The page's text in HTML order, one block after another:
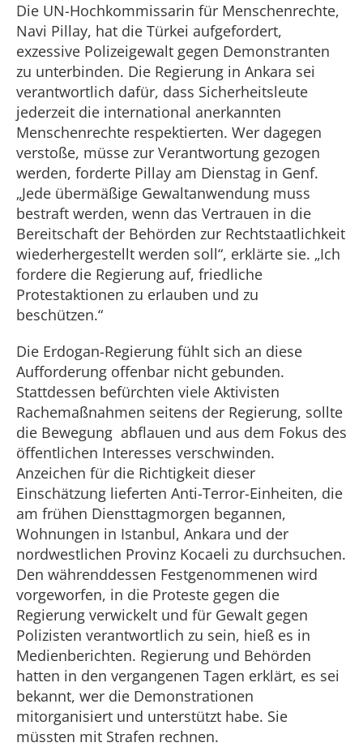
Die UN-Hochkommissarin für Menschenrechte,
Navi Pillay, hat die Türkei aufgefordert,
exzessive Polizeigewalt gegen Demonstranten
zu unterbinden. Die Regierung in Ankara sei
verantwortlich dafür, dass Sicherheitsleute
jederzeit die international anerkannten
Menschenrechte respektierten. Wer dagegen
verstoße, müsse zur Verantwortung gezogen
werden, forderte Pillay am Dienstag in Genf.
„Jede übermäßige Gewaltanwendung muss
bestraft werden, wenn das Vertrauen in die
Bereitschaft der Behörden zur Rechtstaatlichkeit
wiederhergestellt werden soll“, erklärte sie. „Ich
fordere die Regierung auf, friedliche
Protestaktionen zu erlauben und zu
beschützen.“
Die Erdogan-Regierung fühlt sich an diese
Aufforderung offenbar nicht gebunden.
Stattdessen befürchten viele Aktivisten
Rachemaßnahmen seitens der Regierung, sollte
die Bewegung abflauen und aus dem Fokus des
öffentlichen Interesses verschwinden.
Anzeichen für die Richtigkeit dieser
Einschätzung lieferten Anti-Terror-Einheiten, die
am frühen Diensttagmorgen begannen,
Wohnungen in Istanbul, Ankara und der
nordwestlichen Provinz Kocaeli zu durchsuchen.
Den währenddessen Festgenommenen wird
vorgeworfen, in die Proteste gegen die
Regierung verwickelt und für Gewalt gegen
Polizisten verantwortlich zu sein, hieß es in
Medienberichten. Regierung und Behörden
hatten in den vergangenen Tagen erklärt, es sei
bekannt, wer die Demonstrationen
mitorganisiert und unterstützt habe. Sie
müssten mit Strafen rechnen.